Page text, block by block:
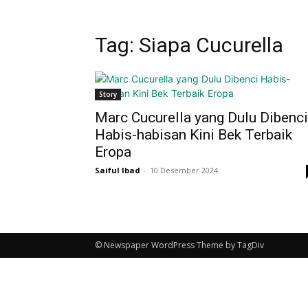
Tag: Siapa Cucurella
Story
Marc Cucurella yang Dulu Dibenci
Habis-habisan Kini Bek Terbaik
Eropa
Saiful Ibad - 10 Desember 2024
© Newspaper WordPress Theme by TagDiv